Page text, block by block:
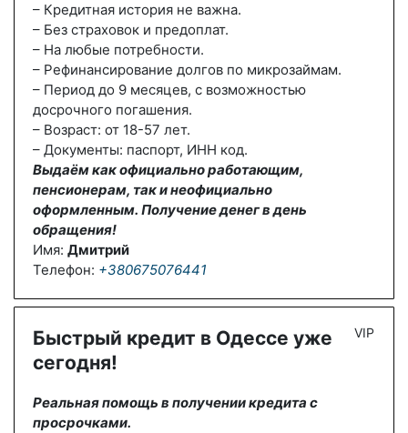
– Кредитная история не важна.
– Без страховок и предоплат.
– На любые потребности.
– Рефинансирование долгов по микрозаймам.
– Период до 9 месяцев, с возможностью
досрочного погашения.
– Возраст: от 18-57 лет.
– Документы: паспорт, ИНН код.
Выдаём как официально работающим,
пенсионерам, так и неофициально
оформленным. Получение денег в день
обращения!
Имя: Дмитрий
Телефон: +380675076441
Быстрый кредит в Одессе уже
сегодня!
Реальная помощь в получении кредита с
просрочками.
VIP